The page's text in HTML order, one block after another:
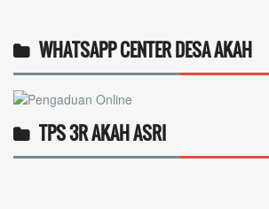
WHATSAPP CENTER DESA AKAH
TPS 3R AKAH ASRI